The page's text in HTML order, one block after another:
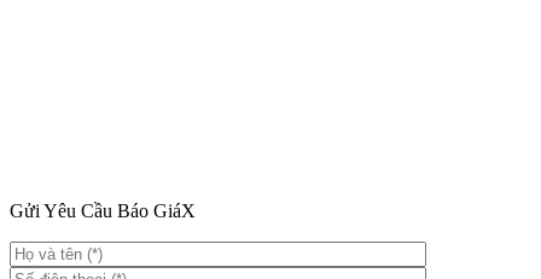
Gửi Yêu Cầu Báo GiáX